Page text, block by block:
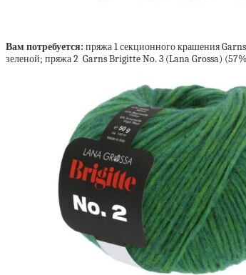
Вам потребуется: пряжа 1 секционного крашения
зеленой; пряжа 2 Garns Brigitte No. 3 (Lana Grossa)